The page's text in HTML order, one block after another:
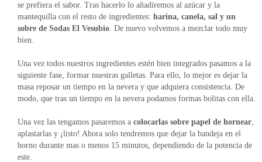
se prefiera el sabor. Tras hacerlo lo añadiremos al azúcar y la
mantequilla con el resto de ingredientes: harina, canela, sal y un
sobre de Sodas El Vesubio. De nuevo volvemos a mezclar todo muy
bien.
Una vez todos nuestros ingredientes estén bien integrados pasamos a la
siguiente fase, formar nuestras galletas. Para ello, lo mejor es dejar la
masa reposar un tiempo en la nevera y que adquiera consistencia. De
modo, que tras un tiempo en la nevera podamos formas bolitas con ella.
Una vez las tengamos pasaremos a colocarlas sobre papel de hornear,
aplastarlas y ¡listo! Ahora solo tendremos que dejar la bandeja en el
horno durante mas o menos 15 minutos, dependiendo de la potencia de
este.